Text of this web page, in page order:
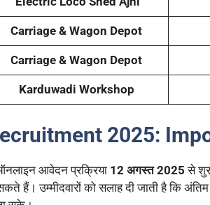
Carriage & Wagon Depot
Carriage & Wagon Depot
Karduwadi Workshop
2025:
आवेदन प्रक्रिया 12 अगस्त 2025 से
उम्मीदवारों को सलाह दी जाती है कि अंतिम